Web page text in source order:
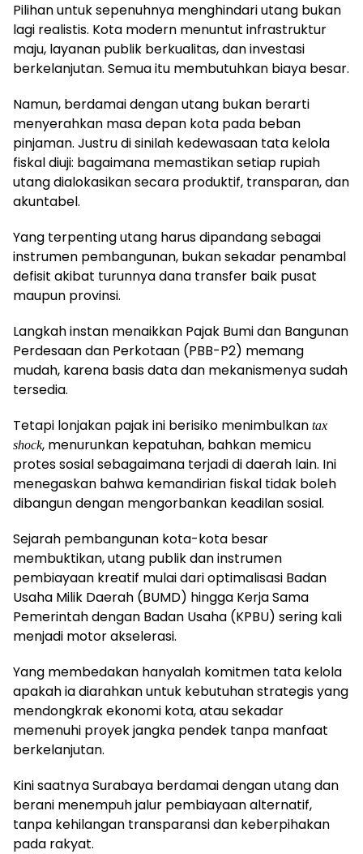
Pilihan untuk sepenuhnya menghindari utang bukan
lagi realistis. Kota modern menuntut infrastruktur
maju, layanan publik berkualitas, dan investasi
berkelanjutan. Semua itu membutuhkan biaya besar.
Namun, berdamai dengan utang bukan berarti
menyerahkan masa depan kota pada beban
pinjaman. Justru di sinilah kedewasaan tata kelola
fiskal diuji: bagaimana memastikan setiap rupiah
utang dialokasikan secara produktif, transparan, dan
akuntabel.
Yang terpenting utang harus dipandang sebagai
instrumen pembangunan, bukan sekadar penambal
defisit akibat turunnya dana transfer baik pusat
maupun provinsi.
Langkah instan menaikkan Pajak Bumi dan Bangunan
Perdesaan dan Perkotaan (PBB-P2) memang
mudah, karena basis data dan mekanismenya sudah
tersedia.
Tetapi lonjakan pajak ini berisiko menimbulkan tax
shock, menurunkan kepatuhan, bahkan memicu
protes sosial sebagaimana terjadi di daerah lain. Ini
menegaskan bahwa kemandirian fiskal tidak boleh
dibangun dengan mengorbankan keadilan sosial.
Sejarah pembangunan kota-kota besar
membuktikan, utang publik dan instrumen
pembiayaan kreatif mulai dari optimalisasi Badan
Usaha Milik Daerah (BUMD) hingga Kerja Sama
Pemerintah dengan Badan Usaha (KPBU) sering kali
menjadi motor akselerasi.
Yang membedakan hanyalah komitmen tata kelola
apakah ia diarahkan untuk kebutuhan strategis yang
mendongkrak ekonomi kota, atau sekadar
memenuhi proyek jangka pendek tanpa manfaat
berkelanjutan.
Kini saatnya Surabaya berdamai dengan utang dan
berani menempuh jalur pembiayaan alternatif,
tanpa kehilangan transparansi dan keberpihakan
pada rakyat.